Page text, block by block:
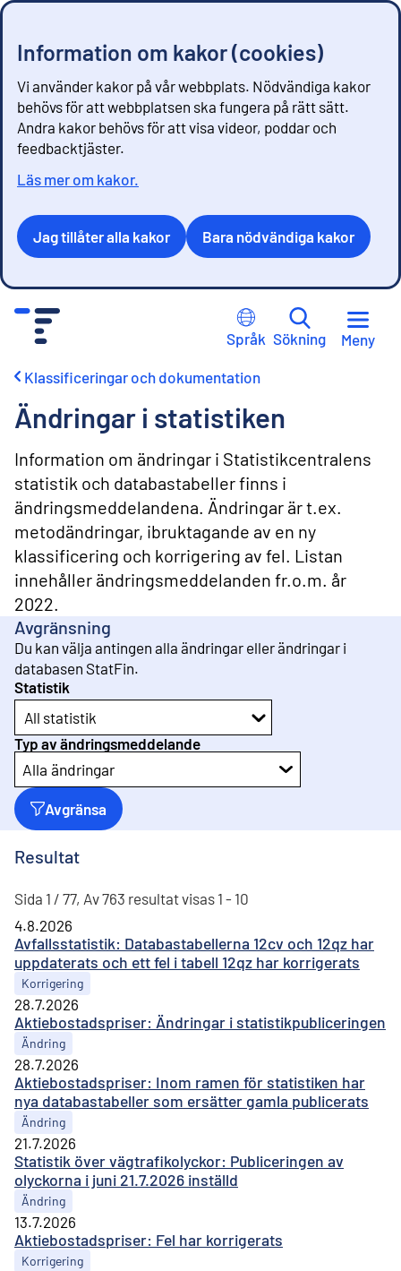
Information om kakor (cookies)
Vi använder kakor på vår webbplats. Nödvändiga kakor
behövs för att webbplatsen ska fungera på rätt sätt.
Andra kakor behövs för att visa videor, poddar och
feedbacktjäster.
Läs mer om kakor.
Jag tillåter alla kakor Bara nödvändiga kakor
Språk Sökning Meny
Klassificeringar och dokumentation
Ändringar i statistiken
Information om ändringar i Statistikcentralens
statistik och databastabeller finns i
ändringsmeddelandena. Ändringar är t.ex.
metodändringar, ibruktagande av en ny
klassificering och korrigering av fel. Listan
innehåller ändringsmeddelanden fr.o.m. år
2022.
Avgränsning
Du kan välja antingen alla ändringar eller ändringar i
databasen StatFin.
Statistik
All statistik
Typ av ändringsmeddelande
Alla ändringar
Avgränsa
Resultat
Sida 1 / 77, Av 763 resultat visas 1 - 10
Avfallsstatistik: Databastabellerna 12cv och 12qz har
uppdaterats och ett fel i tabell 12qz har korrigerats
4.8.2026
Korrigering
Aktiebostadspriser: Ändringar i statistikpubliceringen
28.7.2026
Ändring
Aktiebostadspriser: Inom ramen för statistiken har
nya databastabeller som ersätter gamla publicerats
28.7.2026
Ändring
Statistik över vägtrafikolyckor: Publiceringen av
olyckorna i juni 21.7.2026 inställd
21.7.2026
Ändring
Aktiebostadspriser: Fel har korrigerats
13.7.2026
Korrigering